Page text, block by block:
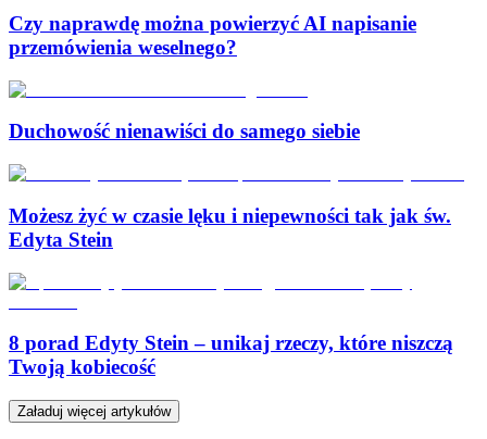
Czy naprawdę można powierzyć AI napisanie
przemówienia weselnego?
Duchowość nienawiści do samego siebie
Możesz żyć w czasie lęku i niepewności tak jak św.
Edyta Stein
8 porad Edyty Stein – unikaj rzeczy, które niszczą
Twoją kobiecość
Załaduj więcej artykułów